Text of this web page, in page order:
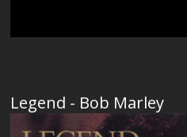
Legend - Bob Marley